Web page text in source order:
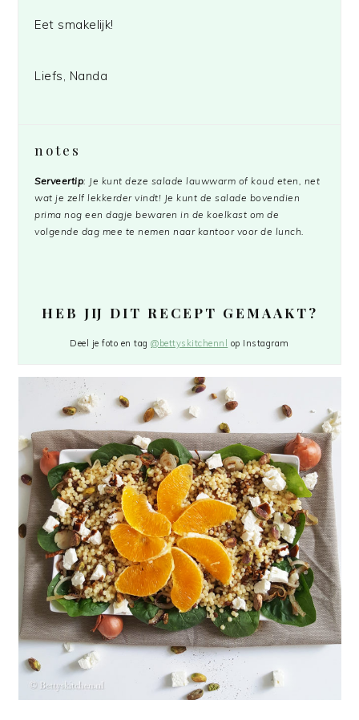
Eet smakelijk!
Liefs, Nanda
notes
Serveertip: Je kunt deze salade lauwwarm of koud eten, net
wat je zelf lekkerder vindt! Je kunt de salade bovendien
prima nog een dagje bewaren in de koelkast om de
volgende dag mee te nemen naar kantoor voor de lunch.
HEB JIJ DIT RECEPT GEMAAKT?
Deel je foto en tag@bettyskitchennl op Instagram